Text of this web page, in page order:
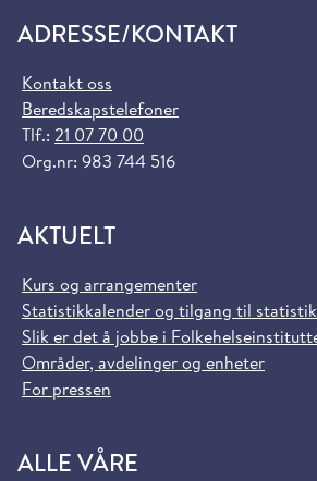
ADRESSE/KONTAKT
Kontakt oss
Beredskapstelefoner
Tlf.: 21 07 70 00
Org.nr: 983 744 516
AKTUELT
Kurs og arrangementer
Statistikkalender og tilgang til
Slik er det å jobbe i
Områder, avdelinger og enheter
For pressen
ALLE VÅRE